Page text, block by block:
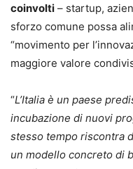
coinvolti – startup,
sforzo comune possa
“movimento per
maggiore valore
“L’Italia è un paese
incubazione di nuovi
stesso tempo riscontra
un modello concreto di